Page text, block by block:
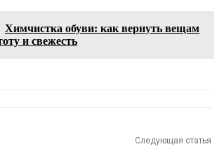
Химчистка обуви: как вернуть вещам
и свежесть
Следующая статья